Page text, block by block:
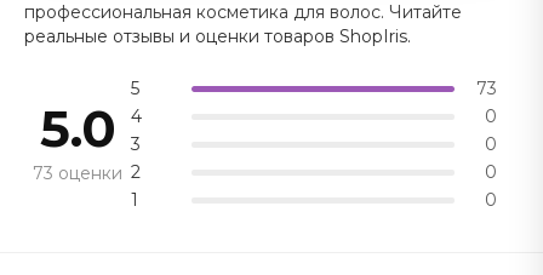
профессиональная косметика для волос. Читайте
реальные отзывы и оценки товаров ShopIris.
5.0
73 оценки
5
73
4
0
3
0
2
0
1
0